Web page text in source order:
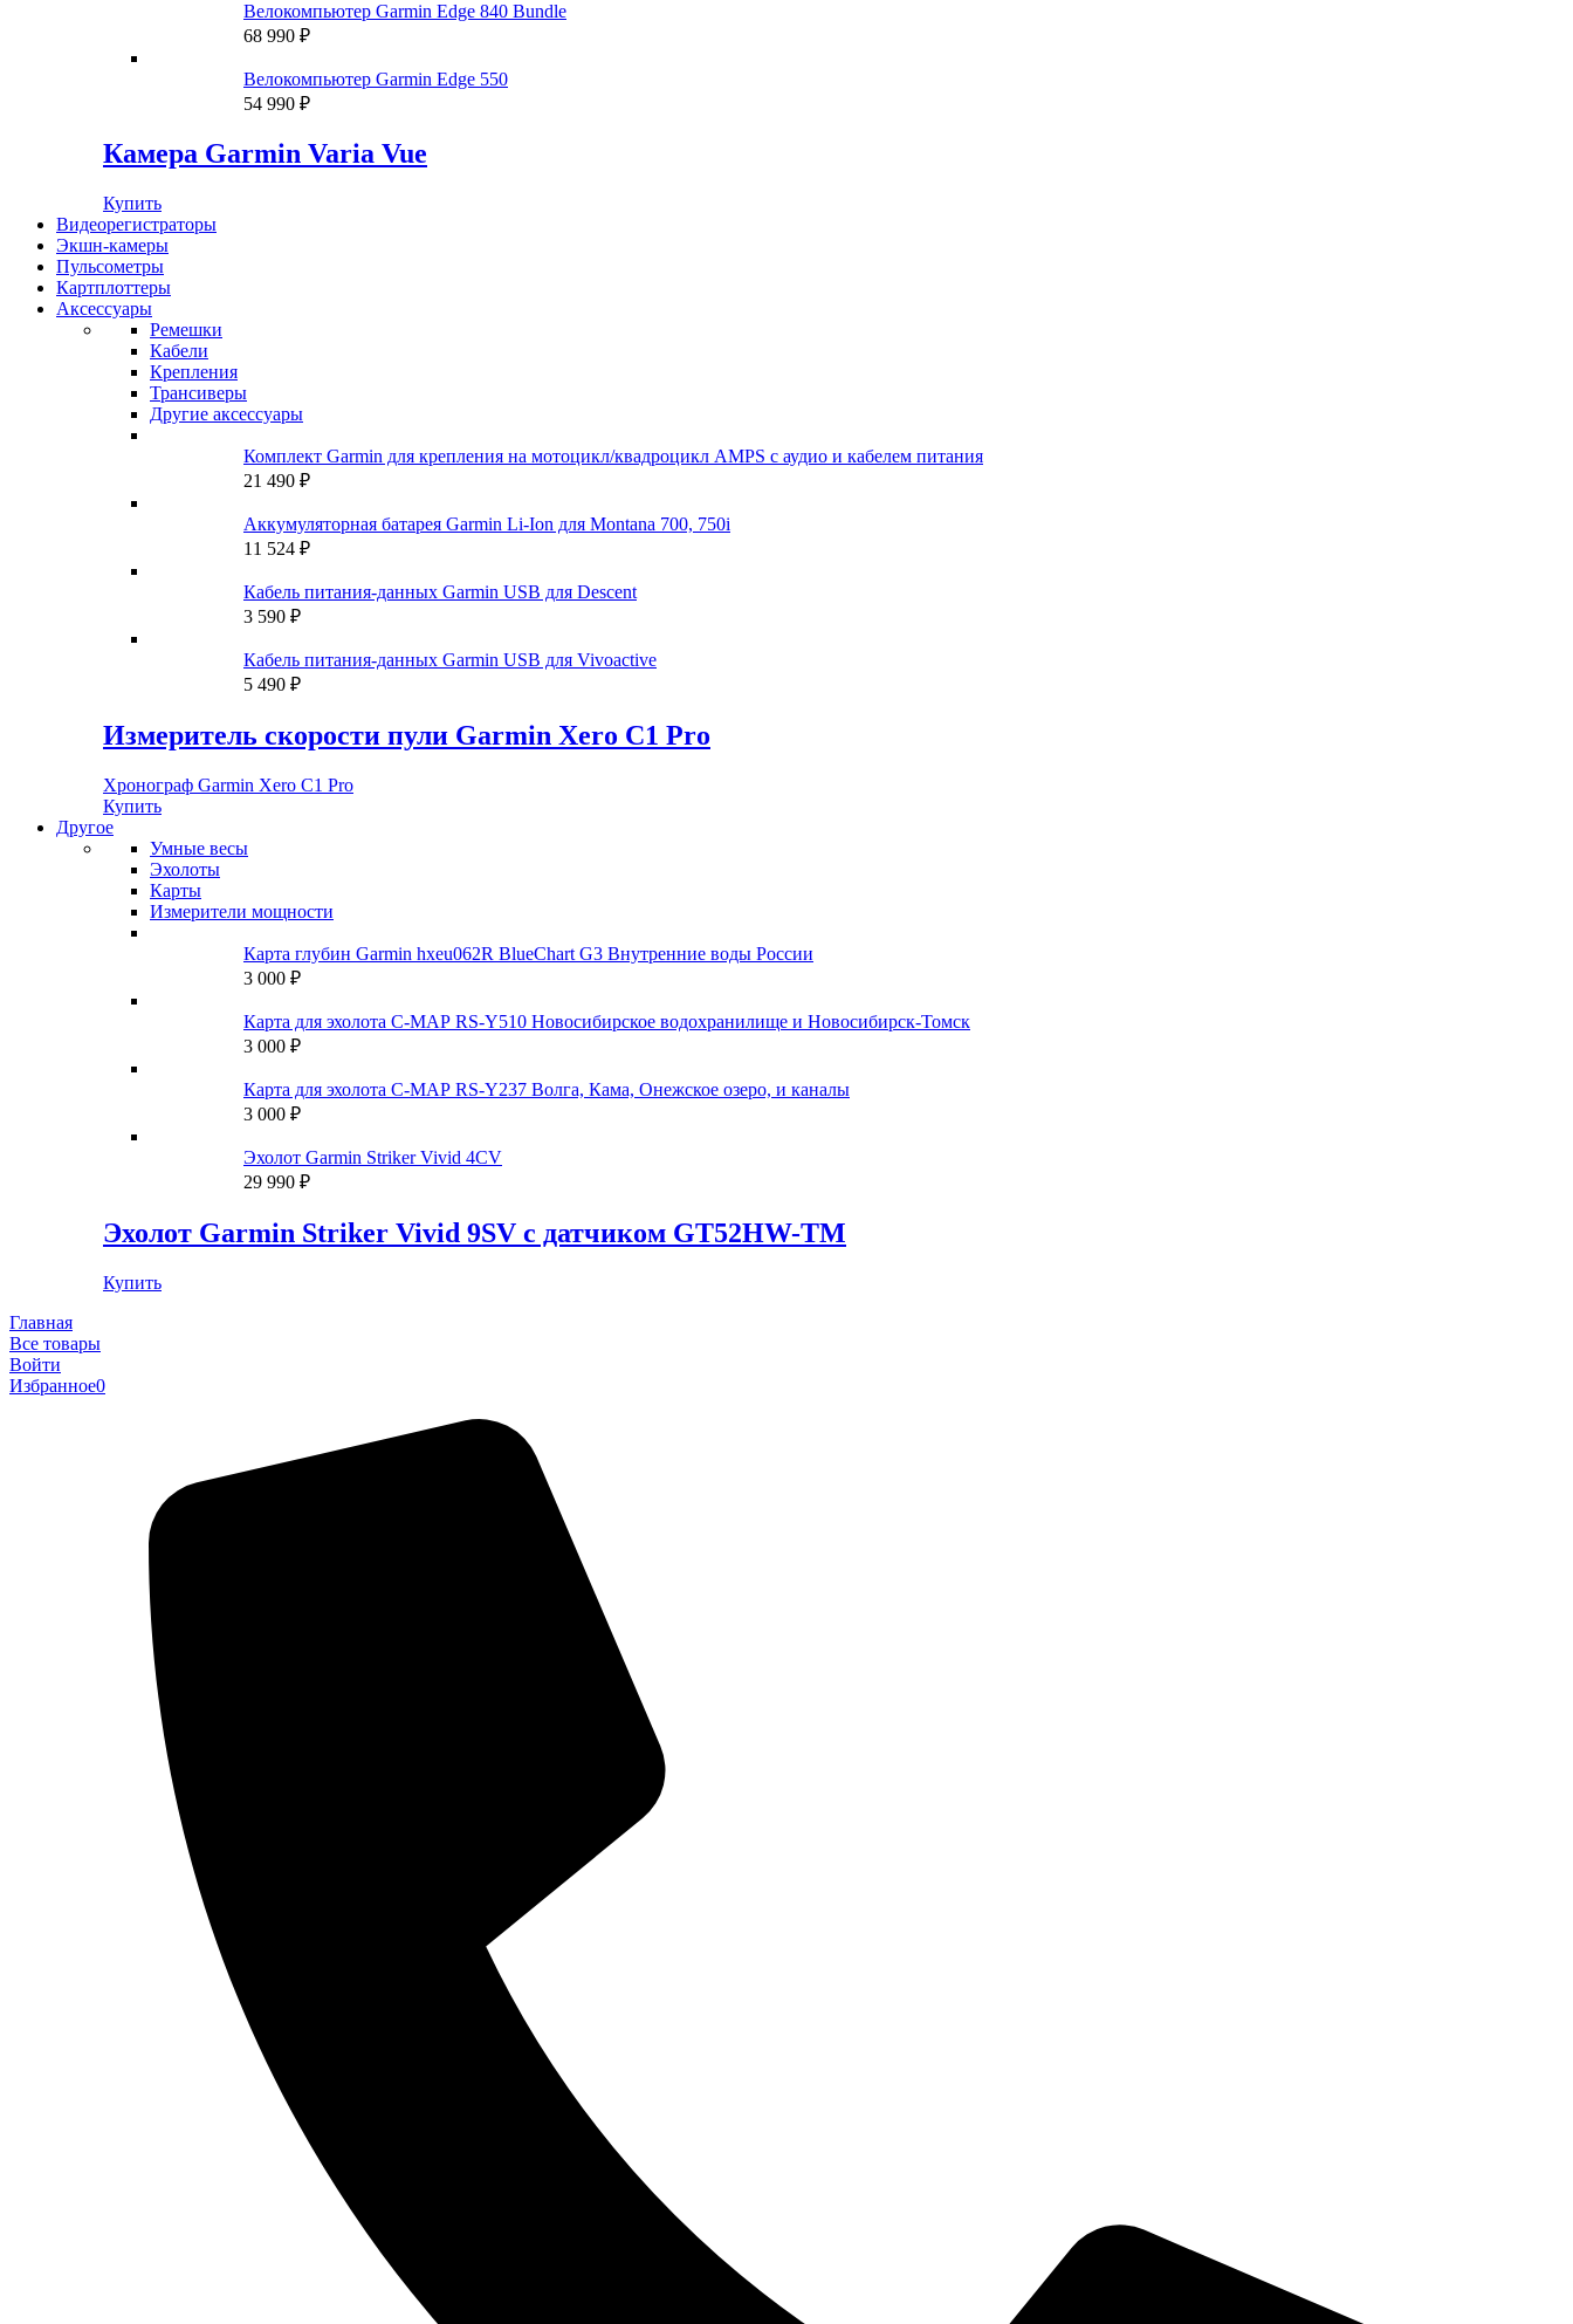
составляла
19
14
Велокомпьютер Garmin Edge 840 Bundle
68 990 ₽
Велокомпьютер Garmin Edge 550
54 990 ₽
Камера Garmin Varia Vue
Купить
Видеорегистраторы
Экшн-камеры
Пульсометры
Картплоттеры
Аксессуары
Ремешки
Кабели
Крепления
Трансиверы
Другие аксессуары
Комплект Garmin для крепления на мотоцикл/квадроцикл AMPS с аудио и кабелем питания
21 490 ₽
Аккумуляторная батарея Garmin Li-Ion для Montana 700, 750i
11 524 ₽
Кабель питания-данных Garmin USB для Descent
3 590 ₽
Кабель питания-данных Garmin USB для Vivoactive
5 490 ₽
Измеритель скорости пули Garmin Xero C1 Pro
Хронограф Garmin Xero C1 Pro
Купить
Другое
Умные весы
Эхолоты
Карты
Измерители мощности
Карта глубин Garmin hxeu062R BlueChart G3 Внутренние воды России
3 000 ₽
Карта для эхолота C-MAP RS-Y510 Новосибирское водохранилище и Новосибирск-Томск
3 000 ₽
Карта для эхолота C-MAP RS-Y237 Волга, Кама, Онежское озеро, и каналы
3 000 ₽
Эхолот Garmin Striker Vivid 4CV
29 990 ₽
Эхолот Garmin Striker Vivid 9SV с датчиком GT52HW-TM
Купить
Главная
Все товары
Войти
Избранное0